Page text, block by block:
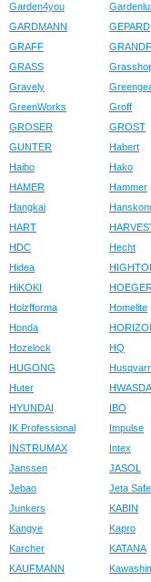
Garden4you
GARDMANN
GEPARD
GRAFF
GRASS
Gravely
GreenWorks
Groff
GROSER
GROST
GUNTER
Habert
Haibo
Hako
HAMER
Hammer
Hangkai
HART
HDC
Hecht
Hidea
HiKOKI
Holzfforma
Homelite
Honda
Hozelock
HQ
HUGONG
Huter
HYUNDAI
IBO
IK Professional
Impulse
INSTRUMAX
Intex
Janssen
JASOL
Jebao
Jeta
Junkers
KABIN
Kangye
Kapro
Karcher
KATANA
KAUFMANN